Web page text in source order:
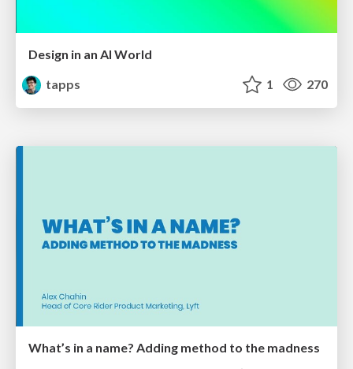
Design in an AI World
tapps
1 270
What’s in a name? Adding method to the madness